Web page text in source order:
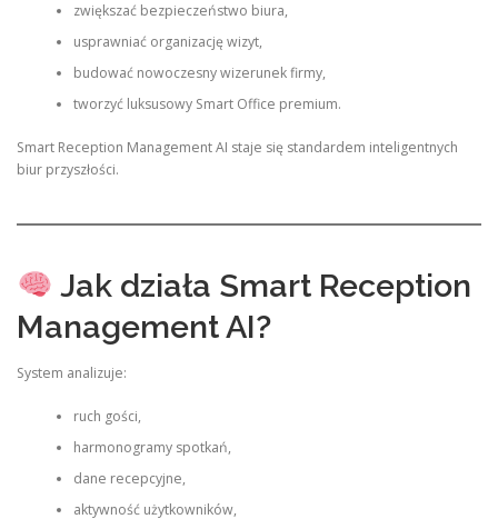
zwiększać bezpieczeństwo biura,
usprawniać organizację wizyt,
budować nowoczesny wizerunek firmy,
tworzyć luksusowy Smart Office premium.
Smart Reception Management AI staje się standardem inteligentnych
biur przyszłości.
Jak działa Smart Reception
Management AI?
System analizuje:
ruch gości,
harmonogramy spotkań,
dane recepcyjne,
aktywność użytkowników,